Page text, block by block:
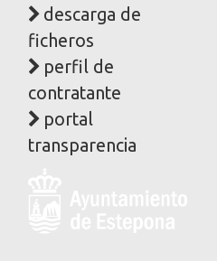
descarga de
ficheros
perfil de
contratante
portal
transparencia